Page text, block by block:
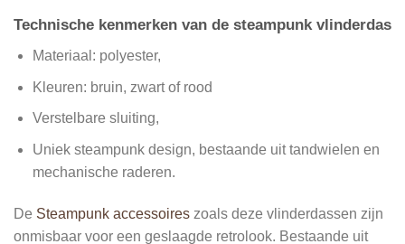
Technische kenmerken van de steampunk vlinderdas
Materiaal: polyester,
Kleuren: bruin, zwart of rood
Verstelbare sluiting,
Uniek steampunk design, bestaande uit tandwielen en
mechanische raderen.
De Steampunk accessoires zoals deze vlinderdassen zijn
onmisbaar voor een geslaagde retrolook. Bestaande uit